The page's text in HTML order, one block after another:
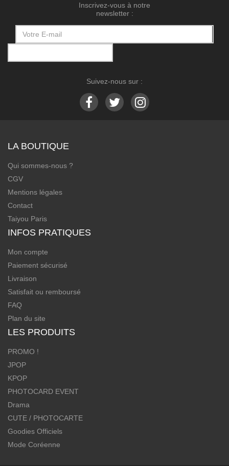
Inscrivez-vous à notre
newsletter :
Suivez-nous sur :
LA BOUTIQUE
Qui sommes-nous ?
CGV
Mentions légales
Contact
Taiyou Paris
INFOS PRATIQUES
Mon compte
Paiement sécurisé
Livraison
Satisfait ou remboursé
FAQ
Plan du site
LES PRODUITS
PROMO !
JPOP
KPOP
PHOTOCARD EVENT
Drama
CUTE / PHOTOCARTE
Goodies Officiels
Mode Coréenne